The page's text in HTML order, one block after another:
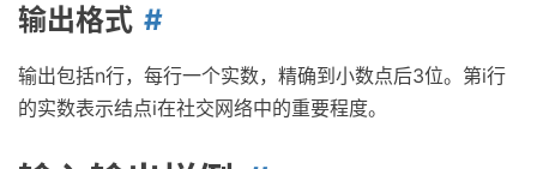
输出格式
输出包括n行，每行一个实数，精确到小数点后3位。第i行
的实数表示结点i在社交网络中的重要程度。